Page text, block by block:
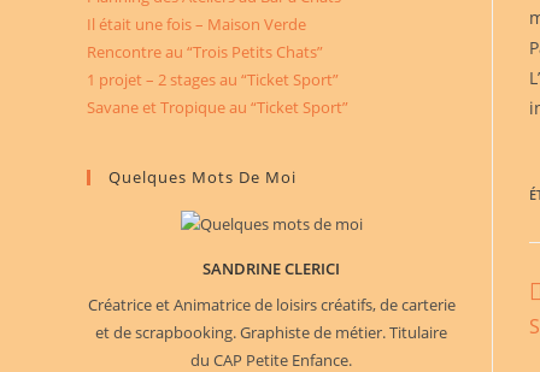
Il était une fois – Maison Verde
Rencontre au “Trois Petits Chats”
1 projet – 2 stages au “Ticket Sport”
Savane et Tropique au “Ticket Sport”
Quelques Mots De Moi
SANDRINE CLERICI
Créatrice et Animatrice de loisirs créatifs, de carterie
et de scrapbooking. Graphiste de métier. Titulaire
du CAP Petite Enfance.